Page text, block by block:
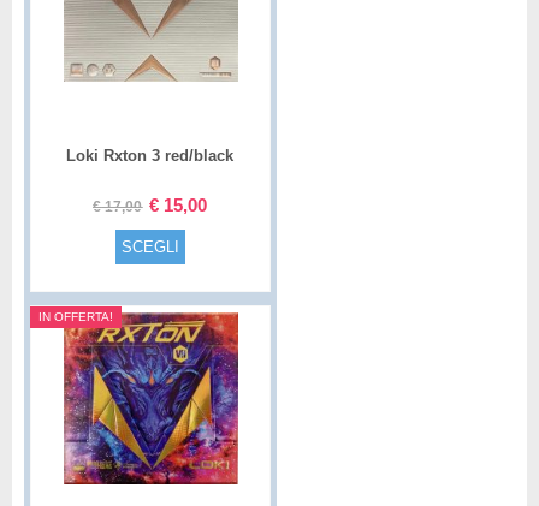
Loki Rxton 3 red/black
€17,00 € 15,00
SCEGLI
IN OFFERTA!